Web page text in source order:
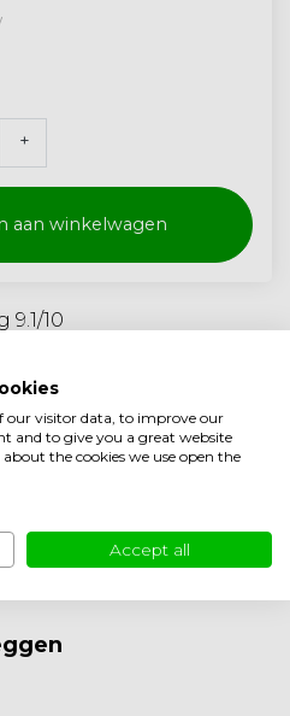
+
aan winkelwagen
10
uit Nederland
our visitor data, to improve our
and to give you a great website
the cookies we use open the
Accept all